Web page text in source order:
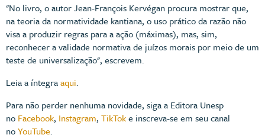
"No livro, o autor Jean-François Kervégan procura mostrar que,
na teoria da normatividade kantiana, o uso prático da razão não
visa a produzir regras para a ação (máximas), mas, sim,
reconhecer a validade normativa de juízos morais por meio de um
teste de universalização", escrevem.
Leia a íntegraaqui.
Para não perder nenhuma novidade, siga a Editora Unesp
no Facebook, Instagram, TikToke inscreva-se em seu canal
noYouTube.